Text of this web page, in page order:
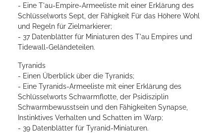
- Eine T'au-Empire-Armeeliste mit einer Erklärung des
Schlüsselworts Sept, der Fähigkeit Für das Höhere Wohl
und Regeln für Zielmarkierer;
- 37 Datenblätter für Miniaturen des T'au Empires und
Tidewall-Geländeteilen.
Tyranids
- Einen Überblick über die Tyranids;
- Eine Tyranids-Armeeliste mit einer Erklärung des
Schlüsselworts Schwarmflotte, der Psidisziplin
Schwarmbewusstsein und den Fähigkeiten Synapse,
Instinktives Verhalten und Schatten im Warp;
- 39 Datenblätter für Tyranid-Miniaturen.